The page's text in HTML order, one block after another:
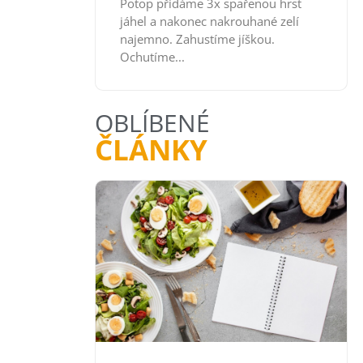
Potop přidáme 3x spařenou hrst
jáhel a nakonec nakrouhané zelí
najemno. Zahustíme jíškou.
Ochutíme...
OBLÍBENÉ
ČLÁNKY